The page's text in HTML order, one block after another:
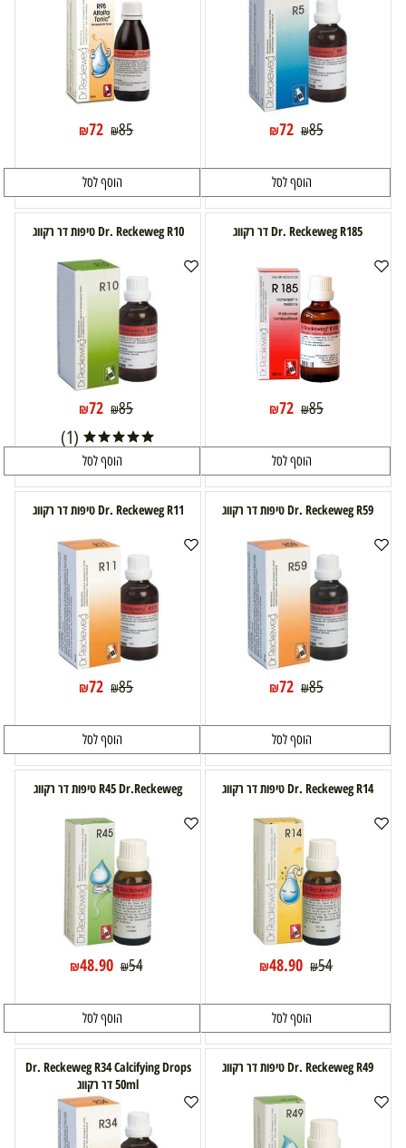
₪85
₪72
הוסף לסל
₪85
₪72
הוסף לסל
Dr. Reckeweg R185 דר רקווג
₪85
₪72
הוסף לסל
Dr. Reckeweg R10 טיפות דר רקווג
₪85
₪72
(1)
הוסף לסל
Dr. Reckeweg R59 טיפות דר רקווג
₪85
₪72
הוסף לסל
Dr. Reckeweg R11 טיפות דר רקווג
₪85
₪72
הוסף לסל
Dr. Reckeweg R14 טיפות דר רקווג
₪54
₪48.90
הוסף לסל
Dr.Reckeweg ‏R45 טיפות דר רקווג
₪54
₪48.90
הוסף לסל
Dr. Reckeweg R49 טיפות דר רקווג
Dr. Reckeweg R34 Calcifying Drops
50ml דר רקווג